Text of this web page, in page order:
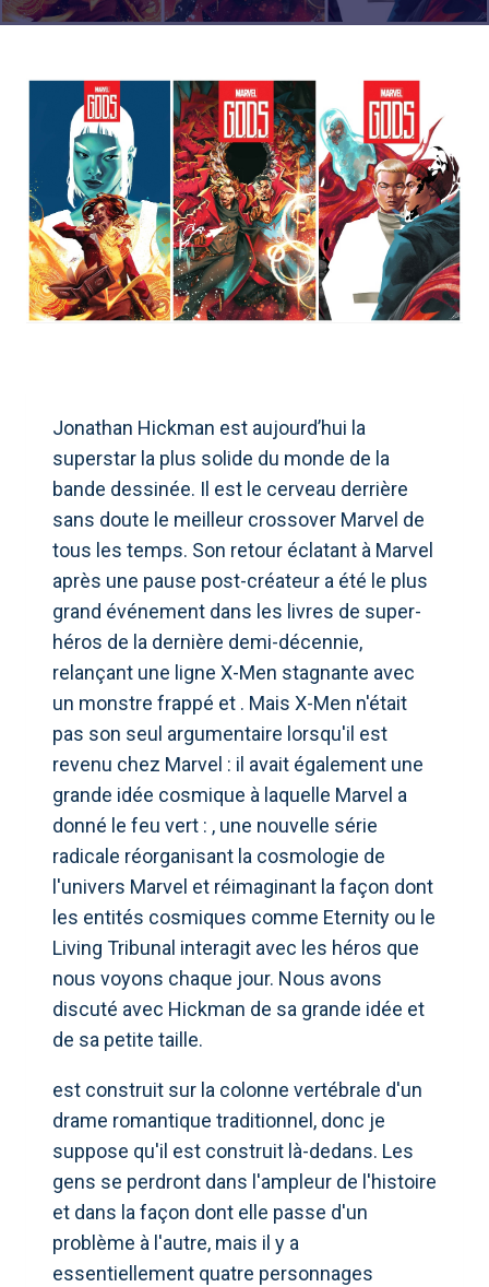
Jonathan Hickman est aujourd’hui la
superstar la plus solide du monde de la
bande dessinée. Il est le cerveau derrière
sans doute le meilleur crossover Marvel de
tous les temps. Son retour éclatant à Marvel
après une pause post-créateur a été le plus
grand événement dans les livres de super-
héros de la dernière demi-décennie,
relançant une ligne X-Men stagnante avec
un monstre frappé et . Mais X-Men n'était
pas son seul argumentaire lorsqu'il est
revenu chez Marvel : il avait également une
grande idée cosmique à laquelle Marvel a
donné le feu vert : , une nouvelle série
radicale réorganisant la cosmologie de
l'univers Marvel et réimaginant la façon dont
les entités cosmiques comme Eternity ou le
Living Tribunal interagit avec les héros que
nous voyons chaque jour. Nous avons
discuté avec Hickman de sa grande idée et
de sa petite taille.
est construit sur la colonne vertébrale d'un
drame romantique traditionnel, donc je
suppose qu'il est construit là-dedans. Les
gens se perdront dans l'ampleur de l'histoire
et dans la façon dont elle passe d'un
problème à l'autre, mais il y a
essentiellement quatre personnages